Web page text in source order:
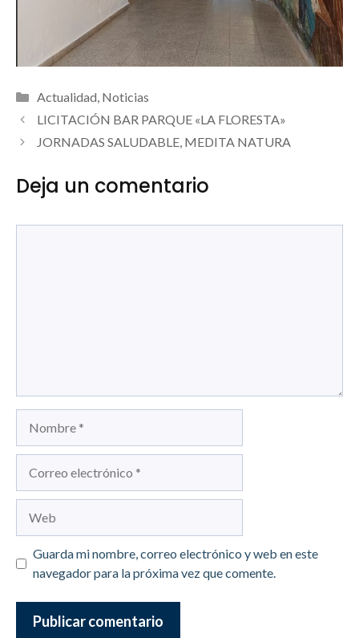
Categorías
Actualidad, Noticias
LICITACIÓN BAR PARQUE «LA FLORESTA»
JORNADAS SALUDABLE, MEDITA NATURA
Deja un comentario
electrónico
Guarda mi nombre, correo electrónico y web en este
navegador para la próxima vez que comente.